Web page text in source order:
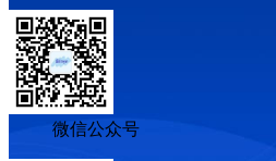
微信公众号